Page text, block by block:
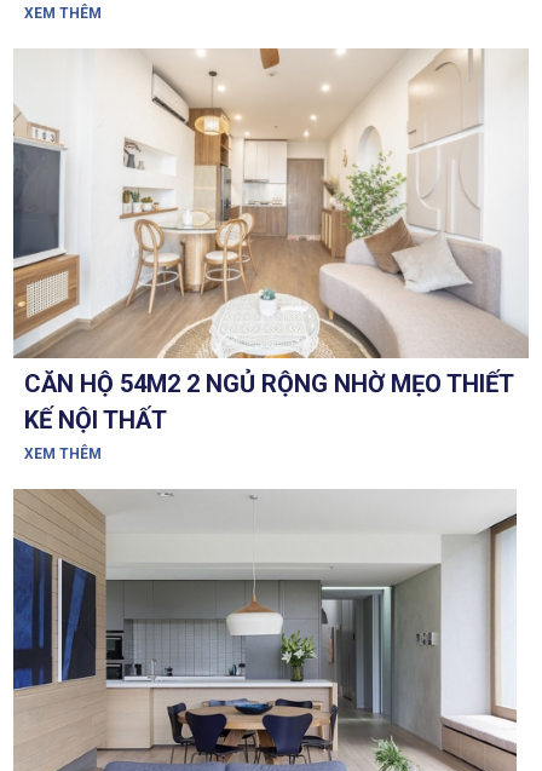
XEM THÊM
CĂN HỘ 54M2 2 NGỦ RỘNG NHỜ MẸO THIẾT
KẾ NỘI THẤT
XEM THÊM